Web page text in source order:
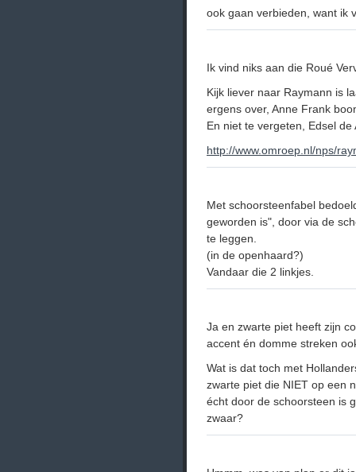
ook gaan verbieden, want ik
Ik vind niks aan die Roué
Kijk liever naar Raymann is
ergens over, Anne Frank
En niet te vergeten, Edsel
http://www.omroep.nl/nps/
Met schoorsteenfabel
geworden is", door via de
te leggen.
(in de openhaard?)
Vandaar die 2 linkjes.
Ja en zwarte piet heeft zijn
accent én domme streken
Wat is dat toch met
zwarte piet die NIET op een
écht door de schoorsteen is
zwaar?